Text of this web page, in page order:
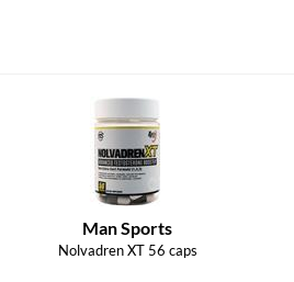
Man Sports
Nolvadren XT 56 caps